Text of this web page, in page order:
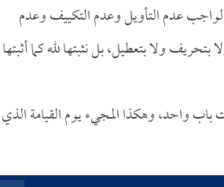
عدم التأويل وعدم التكييف وعدم
ولا بتعطيل، بل نثبتها لله كما أثبتها
واحد، وهكذا المجيء يوم القيامة الذي